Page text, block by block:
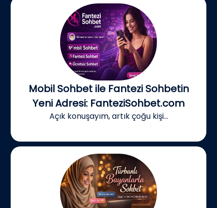
Mobil Sohbet ile Fantezi Sohbetin
Yeni Adresi: FanteziSohbet.com
Açık konuşayım, artık çoğu kişi...